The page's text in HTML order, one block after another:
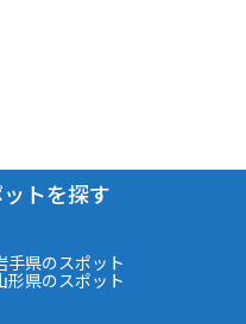
トを探す
手県のスポット
形県のスポット